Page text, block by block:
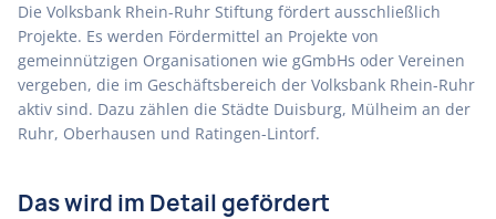
Die Volksbank Rhein-Ruhr Stiftung fördert ausschließlich
Projekte. Es werden Fördermittel an Projekte von
gemeinnützigen Organisationen wie gGmbHs oder Vereinen
vergeben, die im Geschäftsbereich der Volksbank Rhein-Ruhr
aktiv sind. Dazu zählen die Städte Duisburg, Mülheim an der
Ruhr, Oberhausen und Ratingen-Lintorf.
Das wird im Detail gefördert